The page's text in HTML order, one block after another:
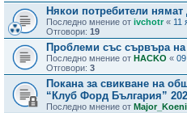
Някои потребители
Последно мнение от ivchotr « 11
Отговори: 19
Проблеми със сървъра
Последно мнение от HACKO «
Отговори: 3
Покана за свикване на
“Клуб Форд България”
Последно мнение от